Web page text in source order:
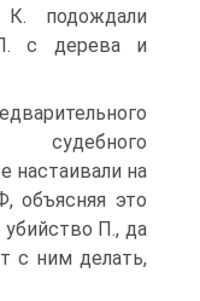
подождали
с дерева и
настаивали на
объясняя это
П., да
с ним делать,